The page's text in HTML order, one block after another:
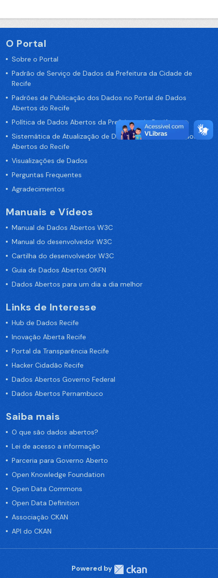
O Portal
Sobre o Portal
Padrão de Serviço de Dados da Prefeitura da Cidade de
Recife
Padrões de Publicação dos Dados no Portal de Dados
Abertos do Recife
Política de Dados Abertos da Prefeitura do Recife
Sistemática de Atualização de Dados do Portal de Dados
Abertos do Recife
Visualizações de Dados
Perguntas Frequentes
Agradecimentos
Manuais e Vídeos
Manual de Dados Abertos W3C
Manual do desenvolvedor W3C
Cartilha do desenvolvedor W3C
Guia de Dados Abertos OKFN
Dados Abertos para um dia a dia melhor
Links de Interesse
Hub de Dados Recife
Inovação Aberta Recife
Portal da Transparência Recife
Hacker Cidadão Recife
Dados Abertos Governo Federal
Dados Abertos Pernambuco
Saiba mais
O que são dados abertos?
Lei de acesso a informação
Parceria para Governo Aberto
Open Knowledge Foundation
Open Data Commons
Open Data Definition
Associação CKAN
API do CKAN
Powered by